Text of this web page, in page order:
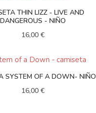
THIN LIZZ - LIVE AND
DANGEROUS - NIÑO
16,00 €
SYSTEM OF A DOWN- NIÑO
16,00 €